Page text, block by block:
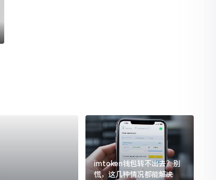
imtoken钱包转不出去？别
慌，这几种情况都能解决